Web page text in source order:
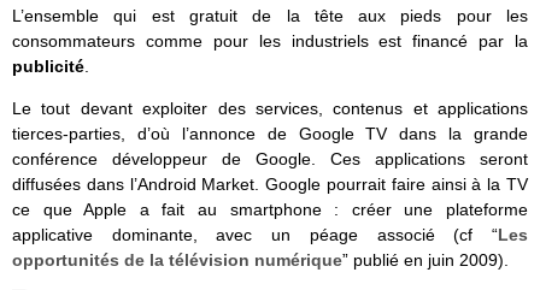
L’ensemble qui est gratuit de la tête aux pieds pour les
consommateurs comme pour les industriels est financé par la
publicité
Le tout devant exploiter des services, contenus et applications
tierces-parties, d’où l’annonce de Google TV dans la grande
conférence développeur de Google. Ces applications seront
diffusées dans l’Android Market. Google pourrait faire ainsi à la TV
ce que Apple a fait au smartphone : créer une plateforme
applicative dominante, avec un péage associé (cf “Les
opportunités de la télévision numérique” publié en juin 2009).